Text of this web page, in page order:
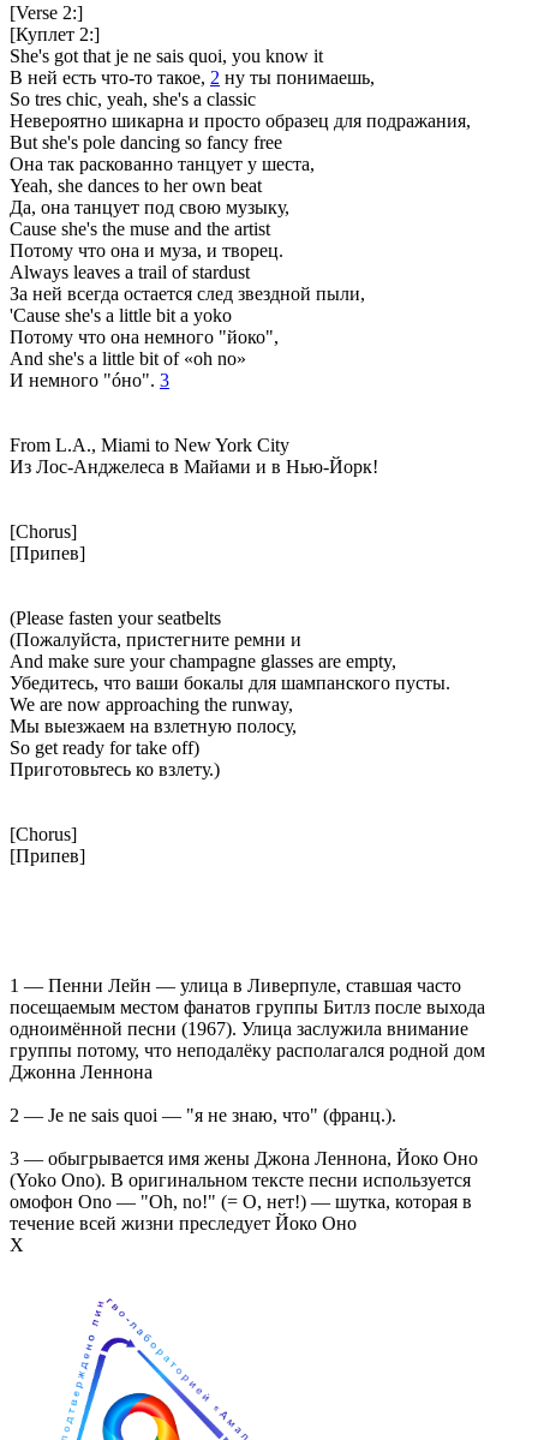
[Verse 2:]
[Куплет 2:]
She's got that je ne sais quoi, you know it
В ней есть что-то такое, 2 ну ты понимаешь,
So tres chic, yeah, she's a classic
Невероятно шикарна и просто образец для подражания,
But she's pole dancing so fancy free
Она так раскованно танцует у шеста,
Yeah, she dances to her own beat
Да, она танцует под свою музыку,
Cause she's the muse and the artist
Потому что она и муза, и творец.
Always leaves a trail of stardust
За ней всегда остается след звездной пыли,
'Cause she's a little bit a yoko
Потому что она немного "йоко",
And she's a little bit of «oh no»
И немного "óно". 3
From L.A., Miami to New York City
Из Лос-Анджелеса в Майами и в Нью-Йорк!
[Chorus]
[Припев]
(Please fasten your seatbelts
(Пожалуйста, пристегните ремни и
And make sure your champagne glasses are empty,
Убедитесь, что ваши бокалы для шампанского пусты.
We are now approaching the runway,
Мы выезжаем на взлетную полосу,
So get ready for take off)
Приготовьтесь ко взлету.)
[Chorus]
[Припев]
1 — Пенни Лейн — улица в Ливерпуле, ставшая часто
посещаемым местом фанатов группы Битлз после выхода
одноимённой песни (1967). Улица заслужила внимание
группы потому, что неподалёку располагался родной дом
Джонна Леннона
2 — Je ne sais quoi — "я не знаю, что" (франц.).
3 — обыгрывается имя жены Джона Леннона, Йоко Оно
(Yoko Ono). В оригинальном тексте песни используется
омофон Ono — "Oh, no!" (= О, нет!) — шутка, которая в
течение всей жизни преследует Йоко Оно
Х